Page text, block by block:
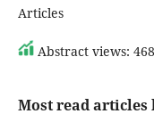
Articles
Abstract views:
Most read articles